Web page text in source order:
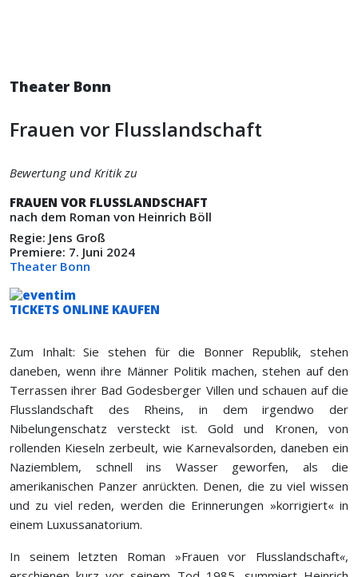
Theater Bonn
Frauen vor Flusslandschaft
Bewertung und Kritik zu
FRAUEN VOR FLUSSLANDSCHAFT
nach dem Roman von Heinrich Böll
Regie: Jens Groß
Premiere: 7. Juni 2024
Theater Bonn
TICKETS ONLINE KAUFEN
Zum Inhalt: Sie stehen für die Bonner Republik, stehen
daneben, wenn ihre Männer Politik machen, stehen auf den
Terrassen ihrer Bad Godesberger Villen und schauen auf die
Flusslandschaft des Rheins, in dem irgendwo der
Nibelungenschatz versteckt ist. Gold und Kronen, von
rollenden Kieseln zerbeult, wie Karnevalsorden, daneben ein
Naziemblem, schnell ins Wasser geworfen, als die
amerikanischen Panzer anrückten. Denen, die zu viel wissen
und zu viel reden, werden die Erinnerungen »korrigiert« in
einem Luxussanatorium.
In seinem letzten Roman »Frauen vor Flusslandschaft«,